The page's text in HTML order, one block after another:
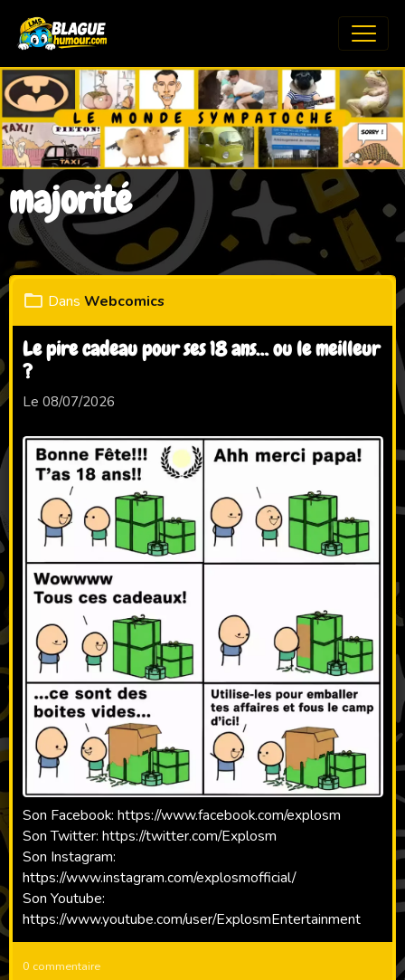
majorité
Dans Webcomics
Le pire cadeau pour ses 18 ans… ou le meilleur
?
Le 08/07/2026
Son Facebook: https://www.facebook.com/explosm
Son Twitter: https://twitter.com/Explosm
Son Instagram:
https://www.instagram.com/explosmofficial/
Son Youtube:
https://www.youtube.com/user/ExplosmEntertainment
0 commentaire